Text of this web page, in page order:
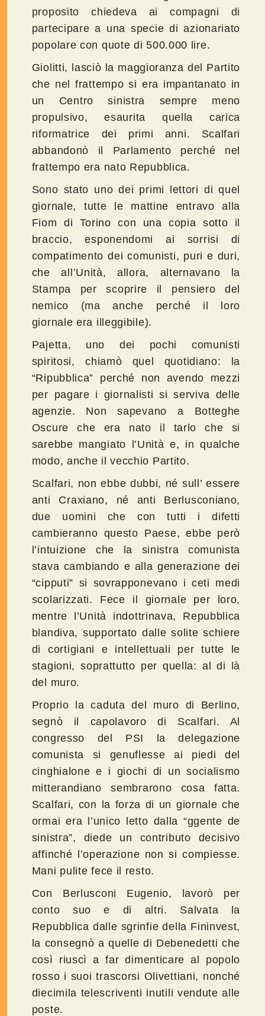
proposito chiedeva ai compagni di
partecipare a una specie di azionariato
popolare con quote di 500.000 lire.
Giolitti, lasciò la maggioranza del Partito
che nel frattempo si era impantanato in
un Centro sinistra sempre meno
propulsivo, esaurita quella carica
riformatrice dei primi anni. Scalfari
abbandonò il Parlamento perché nel
frattempo era nato Repubblica.
Sono stato uno dei primi lettori di quel
giornale, tutte le mattine entravo alla
Fiom di Torino con una copia sotto il
braccio, esponendomi ai sorrisi di
compatimento dei comunisti, puri e duri,
che all’Unità, allora, alternavano la
Stampa per scoprire il pensiero del
nemico (ma anche perché il loro
giornale era illeggibile).
Pajetta, uno dei pochi comunisti
spiritosi, chiamò quel quotidiano: la
“Ripubblica” perché non avendo mezzi
per pagare i giornalisti si serviva delle
agenzie. Non sapevano a Botteghe
Oscure che era nato il tarlo che si
sarebbe mangiato l’Unità e, in qualche
modo, anche il vecchio Partito.
Scalfari, non ebbe dubbi, né sull’ essere
anti Craxiano, né anti Berlusconiano,
due uomini che con tutti i difetti
cambieranno questo Paese, ebbe però
l’intuizione che la sinistra comunista
stava cambiando e alla generazione dei
“cipputi” si sovrapponevano i ceti medi
scolarizzati. Fece il giornale per loro,
mentre l’Unità indottrinava, Repubblica
blandiva, supportato dalle solite schiere
di cortigiani e intellettuali per tutte le
stagioni, soprattutto per quella: al di là
del muro.
Proprio la caduta del muro di Berlino,
segnò il capolavoro di Scalfari. Al
congresso del PSI la delegazione
comunista si genuflesse ai piedi del
cinghialone e i giochi di un socialismo
mitterandiano sembrarono cosa fatta.
Scalfari, con la forza di un giornale che
ormai era l’unico letto dalla “ggente de
sinistra”, diede un contributo decisivo
affinché l’operazione non si compiesse.
Mani pulite fece il resto.
Con Berlusconi Eugenio, lavorò per
conto suo e di altri. Salvata la
Repubblica dalle sgrinfie della Fininvest,
la consegnò a quelle di Debenedetti che
così riuscì a far dimenticare al popolo
rosso i suoi trascorsi Olivettiani, nonché
diecimila telescriventi inutili vendute alle
poste.